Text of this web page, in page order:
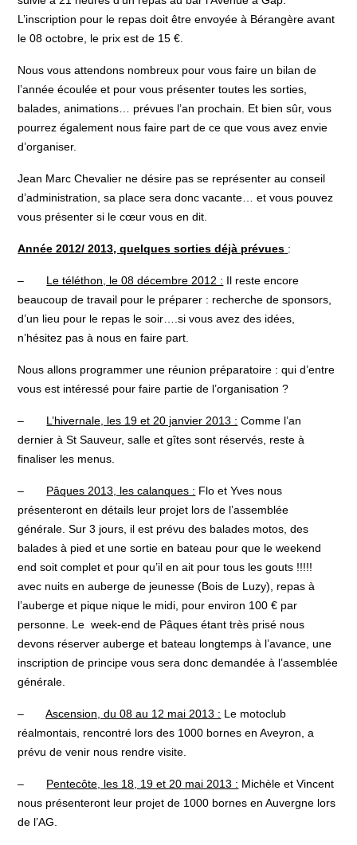
L’inscription pour le repas doit être envoyée à Bérangère avant
le 08 octobre, le prix est de 15 €.
Nous vous attendons nombreux pour vous faire un bilan de
l’année écoulée et pour vous présenter toutes les sorties,
balades, animations… prévues l’an prochain. Et bien sûr, vous
pourrez également nous faire part de ce que vous avez envie
d’organiser.
Jean Marc Chevalier ne désire pas se représenter au conseil
d’administration, sa place sera donc vacante… et vous pouvez
vous présenter si le cœur vous en dit.
Année 2012/ 2013, quelques sorties déjà prévues :
– Le téléthon, le 08 décembre 2012 : Il reste encore
beaucoup de travail pour le préparer : recherche de sponsors,
d’un lieu pour le repas le soir….si vous avez des idées,
n’hésitez pas à nous en faire part.
Nous allons programmer une réunion préparatoire : qui d’entre
vous est intéressé pour faire partie de l’organisation ?
– L’hivernale, les 19 et 20 janvier 2013 : Comme l’an
dernier à St Sauveur, salle et gîtes sont réservés, reste à
finaliser les menus.
– Pâques 2013, les calanques : Flo et Yves nous
présenteront en détails leur projet lors de l’assemblée
générale. Sur 3 jours, il est prévu des balades motos, des
balades à pied et une sortie en bateau pour que le weekend
end soit complet et pour qu’il en ait pour tous les gouts !!!!!
avec nuits en auberge de jeunesse (Bois de Luzy), repas à
l’auberge et pique nique le midi, pour environ 100 € par
personne. Le week-end de Pâques étant très prisé nous
devons réserver auberge et bateau longtemps à l’avance, une
inscription de principe vous sera donc demandée à l’assemblée
générale.
–Ascension, du 08 au 12 mai 2013 : Le motoclub
réalmontais, rencontré lors des 1000 bornes en Aveyron, a
prévu de venir nous rendre visite.
– Pentecôte, les 18, 19 et 20 mai 2013 : Michèle et Vincent
nous présenteront leur projet de 1000 bornes en Auvergne lors
de l’AG.